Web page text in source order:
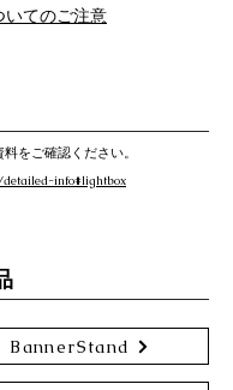
いてのご注意
をご確認ください。
info#lightbox
BannerStand